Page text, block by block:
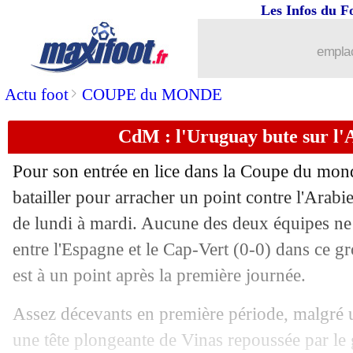
Actu foot> COUPE du MONDE
Les Infos du
CdM : l'Uruguay bute sur
Pour son entrée en lice dans la Coupe du
batailler pour arracher un point contre
de lundi à mardi. Aucune des deux équipes
entre l'Espagne et le Cap-Vert (0-0) dans ce
est à un point après la première journée.
Assez décevants en première période,
une tête plongeante de Vinas repoussée par
: quatre nuls, une première
16/06 Le Havre: Sangante signe à Séville
16/06 Cap-Vert : un record historique
: accord pour la prolongation de
16/06 Iran: nouveaux soucis à la frontière
16/06 Espagne: une stat' inquiétante depuis
16/06 CdM: qui est le favori des
16/06 Nantes: c'est bouclé pour Der